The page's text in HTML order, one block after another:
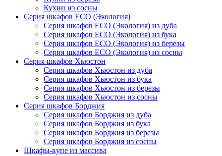
Кухни из сосны
Серия шкафов ECO (Экология)
Серия шкафов ECO (Экология) из дуба
Серия шкафов ECO (Экология) из бука
Серия шкафов ECO (Экология) из березы
Серия шкафов ECO (Экология) из сосны
Серия шкафов Хьюстон
Серия шкафов Хьюстон из дуба
Серия шкафов Хьюстон из бука
Серия шкафов Хьюстон из березы
Серия шкафов Хьюстон из сосны
Серия шкафов Борджия
Серия шкафов Борджия из дуба
Серия шкафов Борджия из бука
Серия шкафов Борджия из березы
Серия шкафов Борджия из сосны
Шкафы-купе из массива